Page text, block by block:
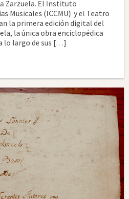
Zarzuela. El Instituto
Musicales (ICCMU) y el Teatro
la primera edición digital del
la única obra enciclopédica
lo largo de sus […]